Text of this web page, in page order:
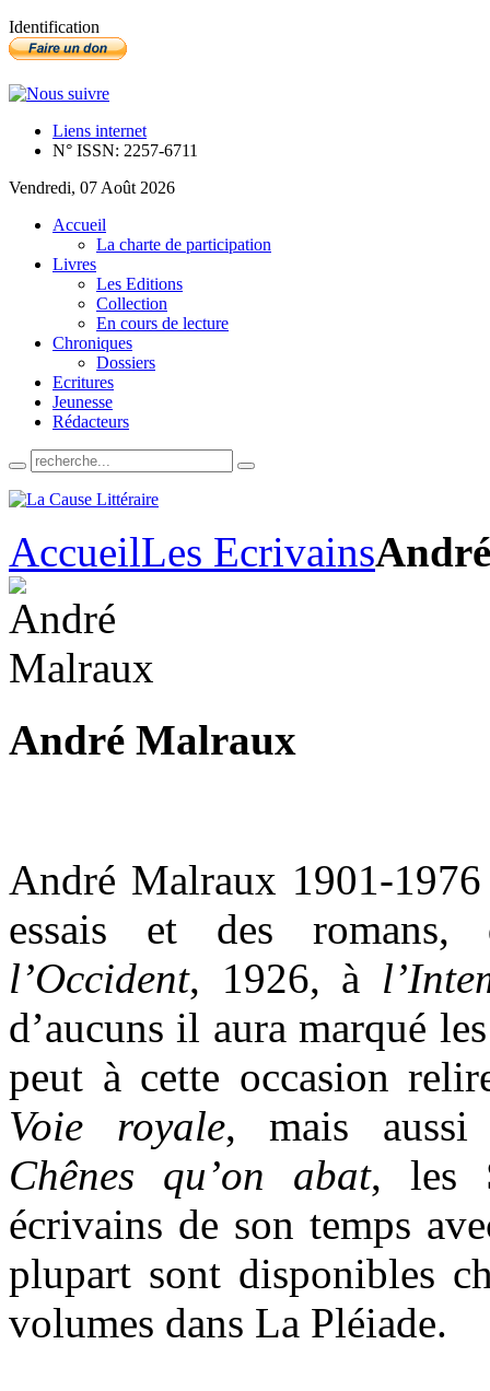
Identification
Liens internet
N° ISSN: 2257-6711
Vendredi, 07 Août 2026
Accueil
La charte de participation
Livres
Les Editions
Collection
En cours de lecture
Chroniques
Dossiers
Ecritures
Jeunesse
Rédacteurs
AccueilLes Ecrivains
André Malraux
André Malraux 1901-1976
essais et des
l’Occident, 1926, à
d’aucuns il aura marqué
peut à cette occasion
Voie royale, mais
Chênes qu’on abat, les
écrivains de son temps
plupart sont disponibles
volumes dans La Pléiade.